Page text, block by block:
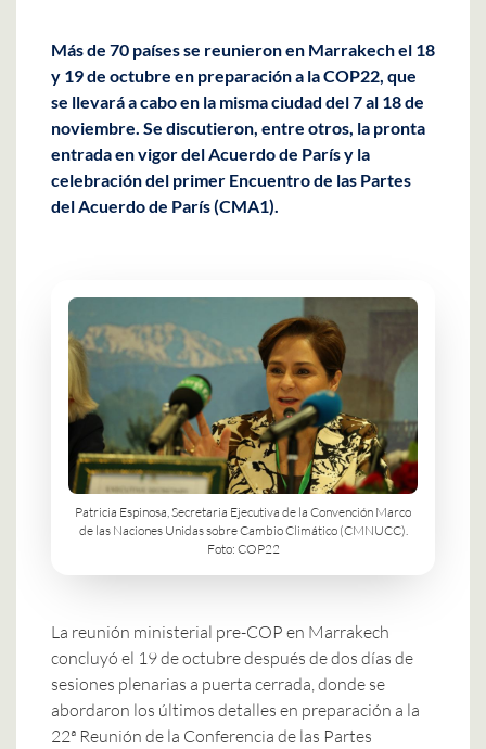
Más de 70 países se reunieron en Marrakech el 18
y 19 de octubre en preparación a la COP22, que
se llevará a cabo en la misma ciudad del 7 al 18 de
noviembre. Se discutieron, entre otros, la pronta
entrada en vigor del Acuerdo de París y la
celebración del primer Encuentro de las Partes
del Acuerdo de París (CMA1).
Patricia Espinosa, Secretaria Ejecutiva de la Convención Marco
de las Naciones Unidas sobre Cambio Climático (CMNUCC).
Foto: COP22
La reunión ministerial pre-COP en Marrakech
concluyó el 19 de octubre después de dos días de
sesiones plenarias a puerta cerrada, donde se
abordaron los últimos detalles en preparación a la
22ª Reunión de la Conferencia de las Partes